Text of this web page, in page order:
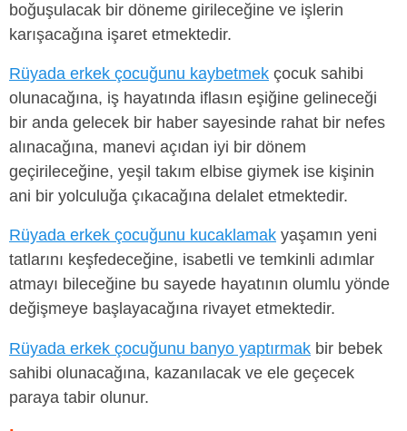
boğuşulacak bir döneme girileceğine ve işlerin
karışacağına işaret etmektedir.
Rüyada erkek çocuğunu kaybetmek çocuk sahibi
olunacağına, iş hayatında iflasın eşiğine gelineceği
bir anda gelecek bir haber sayesinde rahat bir nefes
alınacağına, manevi açıdan iyi bir dönem
geçirileceğine, yeşil takım elbise giymek ise kişinin
ani bir yolculuğa çıkacağına delalet etmektedir.
Rüyada erkek çocuğunu kucaklamak yaşamın yeni
tatlarını keşfedeceğine, isabetli ve temkinli adımlar
atmayı bileceğine bu sayede hayatının olumlu yönde
değişmeye başlayacağına rivayet etmektedir.
Rüyada erkek çocuğunu banyo yaptırmak bir bebek
sahibi olunacağına, kazanılacak ve ele geçecek
paraya tabir olunur.